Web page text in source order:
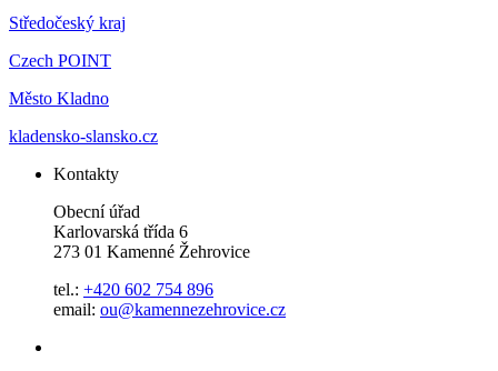
Středočeský kraj
Czech POINT
Město Kladno
kladensko-slansko.cz
Kontakty
Obecní úřad
Karlovarská třída 6
273 01 Kamenné Žehrovice
tel.: +420 602 754 896
email: ou@kamennezehrovice.cz